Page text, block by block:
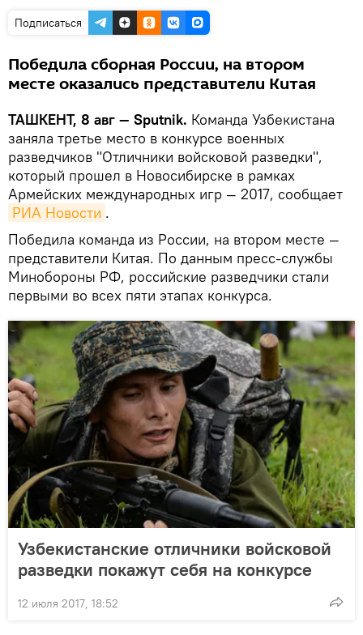
Подписаться
Победила сборная России, на втором
месте оказались представители Китая
ТАШКЕНТ, 8 авг — Sputnik. Команда Узбекистана
заняла третье место в конкурсе военных
разведчиков "Отличники войсковой разведки",
который прошел в Новосибирске в рамках
Армейских международных игр — 2017, сообщает
РИА Новости .
Победила команда из России, на втором месте —
представители Китая. По данным пресс-службы
Минобороны РФ, российские разведчики стали
первыми во всех пяти этапах конкурса.
Узбекистанские отличники войсковой
разведки покажут себя на конкурсе
12 июля 2017, 18:52